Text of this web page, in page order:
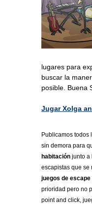
lugares para
buscar la
posible. Buena
Jugar Xolga
Publicamos todos
sin demora para
habitación junto a
escapistas que se
juegos de escape
prioridad pero no
point and click,